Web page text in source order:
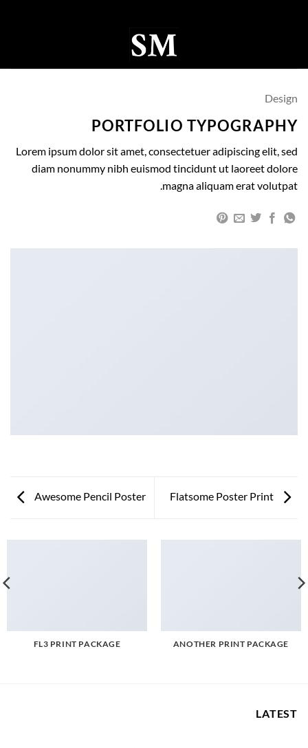
Design
PORTFOLIO TYPOGRAPHY
Lorem ipsum dolor sit amet, consectetuer adipiscing elit, sed
diam nonummy nibh euismod tincidunt ut laoreet dolore
magna aliquam erat volutpat.
Awesome Pencil Poster
ANOTHER PRINT PACKAGE
FL3 PRINT PACKAGE
LATEST